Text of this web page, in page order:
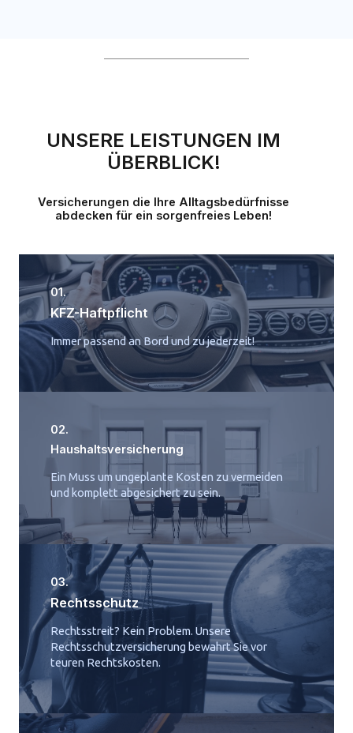
UNSERE LEISTUNGEN IM
ÜBERBLICK!
Versicherungen die Ihre Alltagsbedürfnisse
abdecken für ein sorgenfreies Leben!
01.
KFZ-Haftpflicht
Immer passend an Bord und zu jederzeit!
02.
Haushaltsversicherung​
Ein Muss um ungeplante Kosten zu vermeiden
und komplett abgesichert zu sein.
03.
Rechtsschutz
Rechtsstreit? Kein Problem. Unsere
Rechtsschutzversicherung bewahrt Sie vor
teuren Rechtskosten.